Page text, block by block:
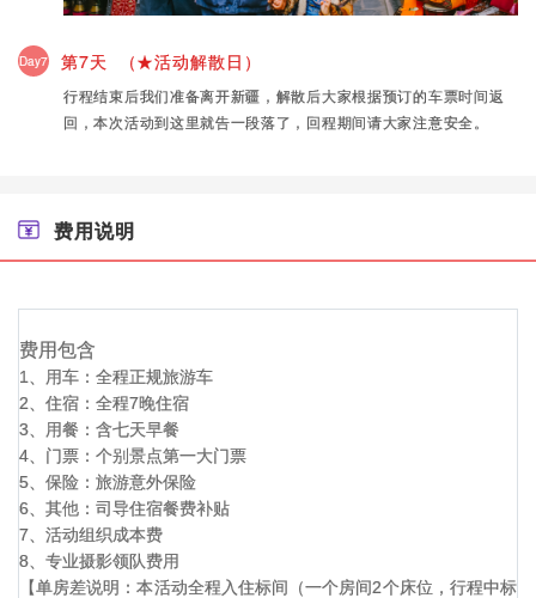
Day7 第7天 （★活动解散日）
行程结束后我们准备离开新疆，解散后大家根据预订的车票时间返
回，本次活动到这里就告一段落了，回程期间请大家注意安全。
费用说明
费用包含
1、用车：全程正规旅游车
2、住宿：全程7晚住宿
3、用餐：含七天早餐
4、门票：个别景点第一大门票
5、保险：旅游意外保险
6、其他：司导住宿餐费补贴
7、活动组织成本费
8、专业摄影领队费用
【单房差说明：本活动全程入住标间（一个房间2个床位，行程中标